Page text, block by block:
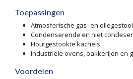
Toepassingen
Atmosferische gas- en
Condenserende en niet
Houtgestookte kachels
Industriële ovens, bakkerijen en
Voordelen